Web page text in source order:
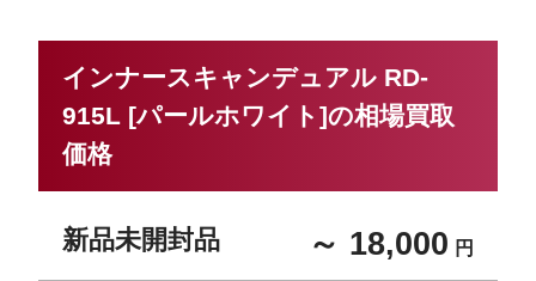
インナースキャンデュアル RD-
915L [パールホワイト]の相場買取
価格
新品未開封品 ～ 18,000 円